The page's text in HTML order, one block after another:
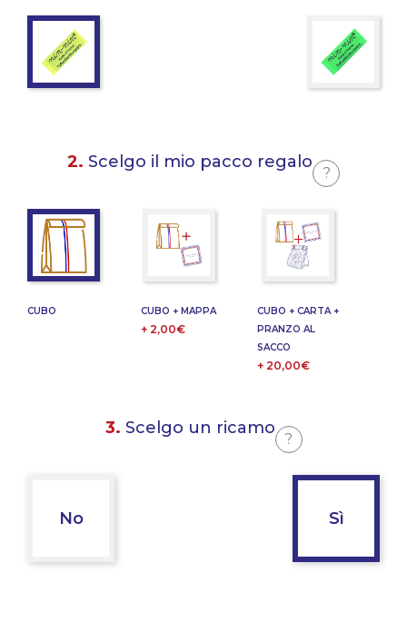
2. Scelgo il mio pacco regalo
?
CUBO CUBO + MAPPA
+ 2,00€
CUBO + CARTA +
PRANZO AL
SACCO
+ 20,00€
3. Scelgo un ricamo
?
No Sì